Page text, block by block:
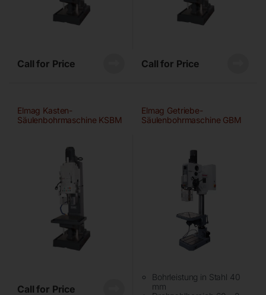
Call for Price Call for Price
Elmag Kasten-
Säulenbohrmaschine KSBM
Call for Price
Elmag Getriebe-
Säulenbohrmaschine GBM
Bohrleistung in Stahl 40
mm